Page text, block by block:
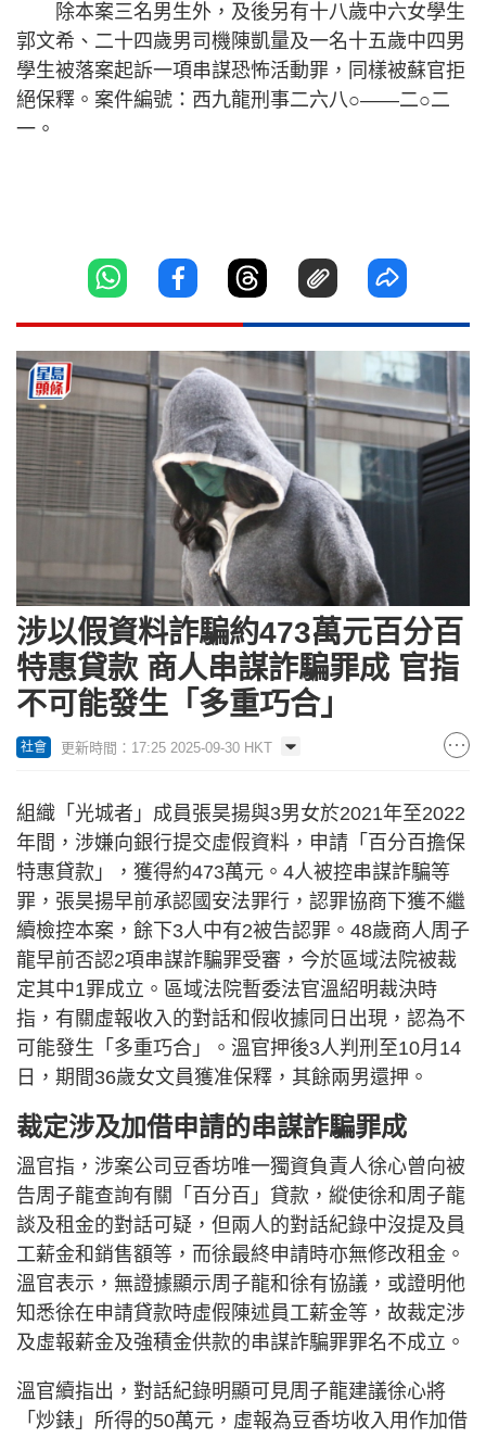
除本案三名男生外，及後另有十八歲中六女學生
郭文希、二十四歲男司機陳凱量及一名十五歲中四男
學生被落案起訴一項串謀恐怖活動罪，同樣被蘇官拒
絕保釋。案件編號：西九龍刑事二六八○——二○二
一。
涉以假資料詐騙約473萬元百分百
特惠貸款 商人串謀詐騙罪成 官指
不可能發生「多重巧合」
社會 更新時間：17:25 2025-09-30 HKT
組織「光城者」成員張昊揚與3男女於2021年至2022
年間，涉嫌向銀行提交虛假資料，申請「百分百擔保
特惠貸款」，獲得約473萬元。4人被控串謀詐騙等
罪，張昊揚早前承認國安法罪行，認罪協商下獲不繼
續檢控本案，餘下3人中有2被告認罪。48歲商人周子
龍早前否認2項串謀詐騙罪受審，今於區域法院被裁
定其中1罪成立。區域法院暫委法官溫紹明裁決時
指，有關虛報收入的對話和假收據同日出現，認為不
可能發生「多重巧合」。溫官押後3人判刑至10月14
日，期間36歲女文員獲准保釋，其餘兩男還押。
裁定涉及加借申請的串謀詐騙罪成
溫官指，涉案公司豆香坊唯一獨資負責人徐心曾向被
告周子龍查詢有關「百分百」貸款，縱使徐和周子龍
談及租金的對話可疑，但兩人的對話紀錄中沒提及員
工薪金和銷售額等，而徐最終申請時亦無修改租金。
溫官表示，無證據顯示周子龍和徐有協議，或證明他
知悉徐在申請貸款時虛假陳述員工薪金等，故裁定涉
及虛報薪金及強積金供款的串謀詐騙罪罪名不成立。
溫官續指出，對話紀錄明顯可見周子龍建議徐心將
「炒錶」所得的50萬元，虛報為豆香坊收入用作加借